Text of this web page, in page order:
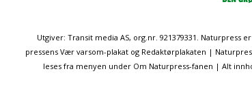
Utgiver: Transit media AS, org.nr. 921379331.
pressens Vær varsom-plakat og Redaktørplakaten |
leses fra menyen under Om Naturpress-fanen | Alt